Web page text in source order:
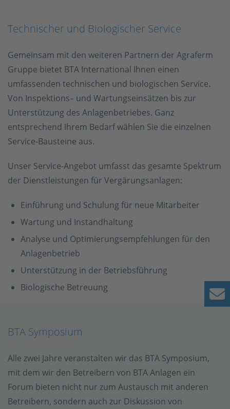
Technischer und Biologischer Service
Gemeinsam mit den weiteren Partnern der Agraferm
Gruppe bietet BTA International Ihnen einen
umfassenden technischen und biologischen Service.
Von Inspektions– und Wartungseinsätzen bis zur
Unterstützung des Anlagenbetriebes. Ganz
entsprechend Ihrem Bedarf wählen Sie die einzelnen
Service-Bausteine aus.
Unser Service-Angebot umfasst das gesamte Spektrum
der Dienstleistungen für Vergärungsanlagen:
Einführung und Schulung für neue Mitarbeiter
Wartung und Instandhaltung
Analyse und Optimierungsempfehlungen für den
Anlagenbetrieb
Unterstützung in der Betriebsführung
Biologische Betreuung
BTA Symposium
Alle zwei Jahre veranstalten wir das BTA Symposium,
mit dem wir den Betreibern von BTA Anlagen ein
Forum bieten nicht nur zum Austausch mit anderen
Betreibern, sondern auch zur Diskussion von